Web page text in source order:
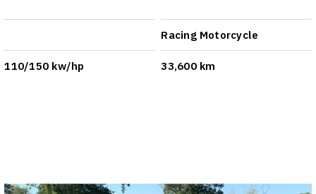
Racing Motorcycle
110/150 kw/hp 33,600 km